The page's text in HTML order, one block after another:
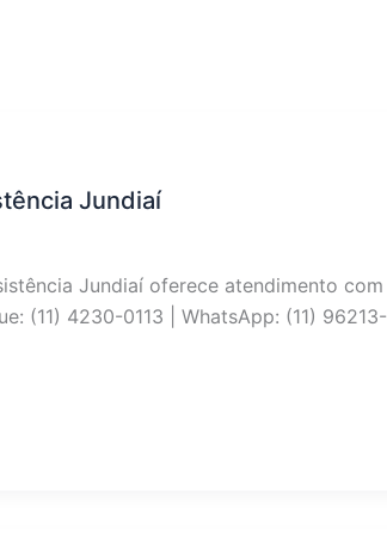
Jundiaí
Jundiaí oferece atendimento com
(11) 4230-0113 | WhatsApp: (11) 96213-